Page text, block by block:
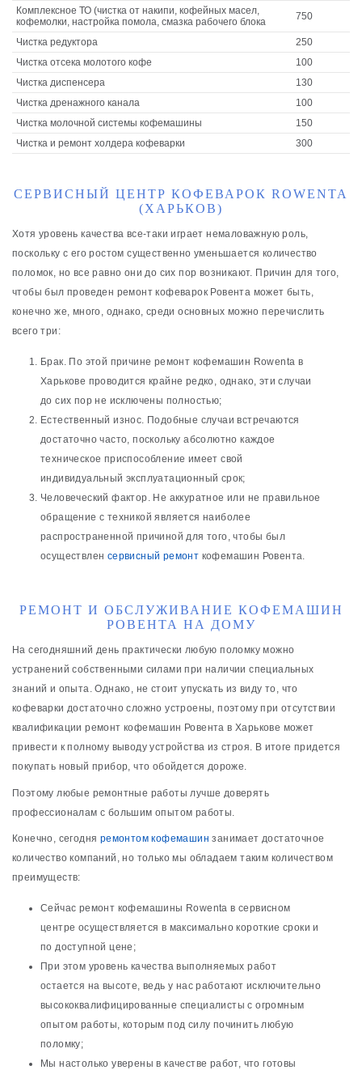
Комплексное ТО (чистка от накипи, кофейных масел,
кофемолки, настройка помола, смазка рабочего блока
750
Чистка редуктора
250
Чистка отсека молотого кофе
100
Чистка диспенсера
130
Чистка дренажного канала
100
Чистка молочной системы кофемашины
150
Чистка и ремонт холдера кофеварки
300
СЕРВИСНЫЙ ЦЕНТР КОФЕВАРОК ROWENTA
(ХАРЬКОВ)
Хотя уровень качества все-таки играет немаловажную роль,
поскольку с его ростом существенно уменьшается количество
поломок, но все равно они до сих пор возникают. Причин для того,
чтобы был проведен ремонт кофеварок Ровента может быть,
конечно же, много, однако, среди основных можно перечислить
всего три:
Брак. По этой причине ремонт кофемашин Rowenta в
Харькове проводится крайне редко, однако, эти случаи
до сих пор не исключены полностью;
Естественный износ. Подобные случаи встречаются
достаточно часто, поскольку абсолютно каждое
техническое приспособление имеет свой
индивидуальный эксплуатационный срок;
Человеческий фактор. Не аккуратное или не правильное
обращение с техникой является наиболее
распространенной причиной для того, чтобы был
осуществлен сервисный ремонт кофемашин Ровента.
РЕМОНТ И ОБСЛУЖИВАНИЕ КОФЕМАШИН
РОВЕНТА НА ДОМУ
На сегодняшний день практически любую поломку можно
устранений собственными силами при наличии специальных
знаний и опыта. Однако, не стоит упускать из виду то, что
кофеварки достаточно сложно устроены, поэтому при отсутствии
квалификации ремонт кофемашин Ровента в Харькове может
привести к полному выводу устройства из строя. В итоге придется
покупать новый прибор, что обойдется дороже.
Поэтому любые ремонтные работы лучше доверять
профессионалам с большим опытом работы.
Конечно, сегодня ремонтом кофемашин занимает достаточное
количество компаний, но только мы обладаем таким количеством
преимуществ:
Сейчас ремонт кофемашины Rowenta в сервисном
центре осуществляется в максимально короткие сроки и
по доступной цене;
При этом уровень качества выполняемых работ
остается на высоте, ведь у нас работают исключительно
высококвалифицированные специалисты с огромным
опытом работы, которым под силу починить любую
поломку;
Мы настолько уверены в качестве работ, что готовы